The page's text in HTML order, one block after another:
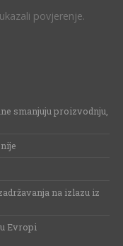
povjerenje.
smanjuju proizvodnju,
na izlazu iz
Evropi